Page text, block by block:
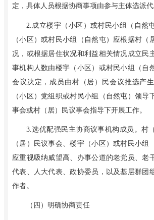
定，具体人员根据协商事项由参与主体选派代
2 成立楼宇（小区）或村民小组（自然
（小区）或村民小组（自然屯）应根据村（
况，或根据居住状况和利益相关情况成立民
事机构人数由楼宇（小区）或村民小组（自
会议决定，成员由村（居）民会议推选产
（小区）党组织或村民小组（自然屯）领导
事会或村（居）民议事会指导下开展工作。
3 选优配强民主协商议事机构成员。村
（居）民议事会、楼宇（小区）或村民小组
应重视吸纳威望高、办事公道的老党员、老
代表、人大代表、政协委员，以及基层群团
作者。
（四）明确协商责任